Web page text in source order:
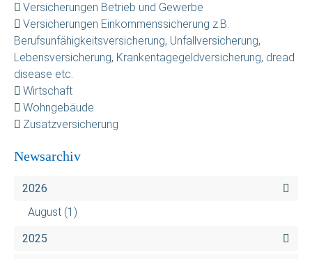
Versicherungen Betrieb und Gewerbe
Versicherungen Einkommenssicherung z.B.
Berufsunfähigkeitsversicherung, Unfallversicherung,
Lebensversicherung, Krankentagegeldversicherung, dread
disease etc.
Wirtschaft
Wohngebäude
Zusatzversicherung
Newsarchiv
2026
August (1)
2025